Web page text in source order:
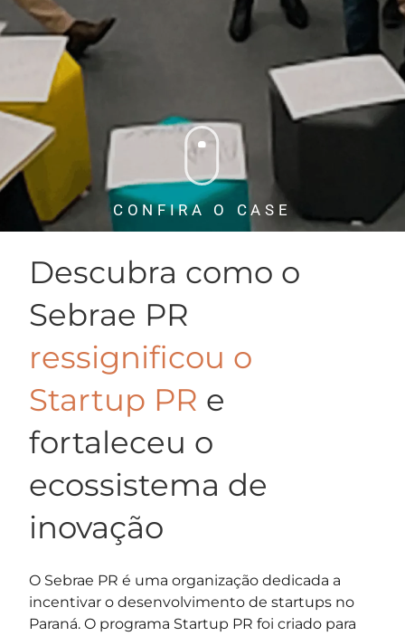
CONFIRA O CASE
Descubra como o
Sebrae PR
ressignificou o
Startup PR e
fortaleceu o
ecossistema de
inovação
O Sebrae PR é uma organização dedicada a
incentivar o desenvolvimento de startups no
Paraná. O programa Startup PR foi criado para